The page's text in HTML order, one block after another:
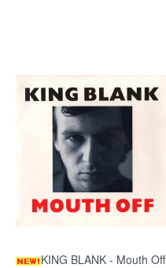
KING BLANK - Mouth Off